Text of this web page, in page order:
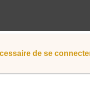
de se